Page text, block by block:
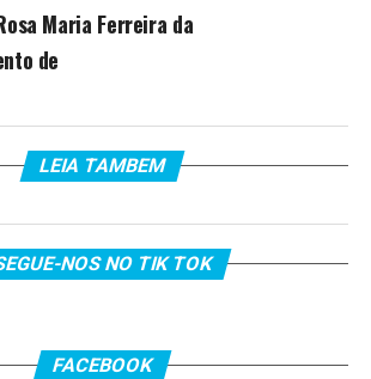
Maria Ferreira da
de
LEIA TAMBEM
NOS NO TIK TOK
FACEBOOK